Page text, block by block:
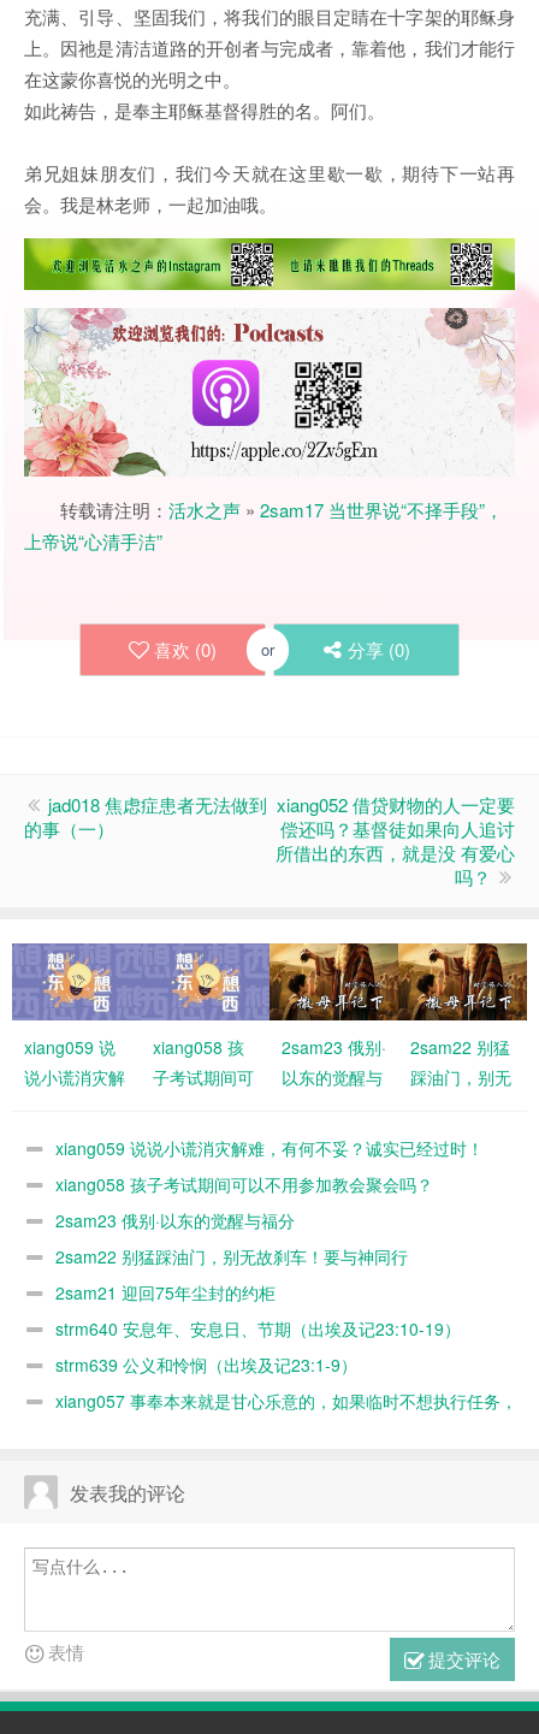
充满、引导、坚固我们，将我们的眼目定睛在十字架的耶稣身
上。因祂是清洁道路的开创者与完成者，靠着他，我们才能行
在这蒙你喜悦的光明之中。
如此祷告，是奉主耶稣基督得胜的名。阿们。
弟兄姐妹朋友们，我们今天就在这里歇一歇，期待下一站再
会。我是林老师，一起加油哦。
转载请注明： 活水之声 » 2sam17 当世界说“不择手段”，
上帝说“心清手洁”
喜欢 (0) or 分享 (0)
jad018 焦虑症患者无法做到
的事（一）
xiang052 借贷财物的人一定要
偿还吗？基督徒如果向人追讨
所借出的东西，就是没 有爱心
吗？
xiang059 说
说小谎消灾解
xiang058 孩
子考试期间可
会聚会吗？
2sam23 俄别·
以东的觉醒与
2sam22 别猛
踩油门，别无
神同行
xiang059 说说小谎消灾解难，有何不妥？诚实已经过时！
xiang058 孩子考试期间可以不用参加教会聚会吗？
2sam23 俄别·以东的觉醒与福分
2sam22 别猛踩油门，别无故刹车！要与神同行
2sam21 迎回75年尘封的约柜
strm640 安息年、安息日、节期（出埃及记23:10-19）
strm639 公义和怜悯（出埃及记23:1-9）
xiang057 事奉本来就是甘心乐意的，如果临时不想执行任务，
发表我的评论
提交评论
表情